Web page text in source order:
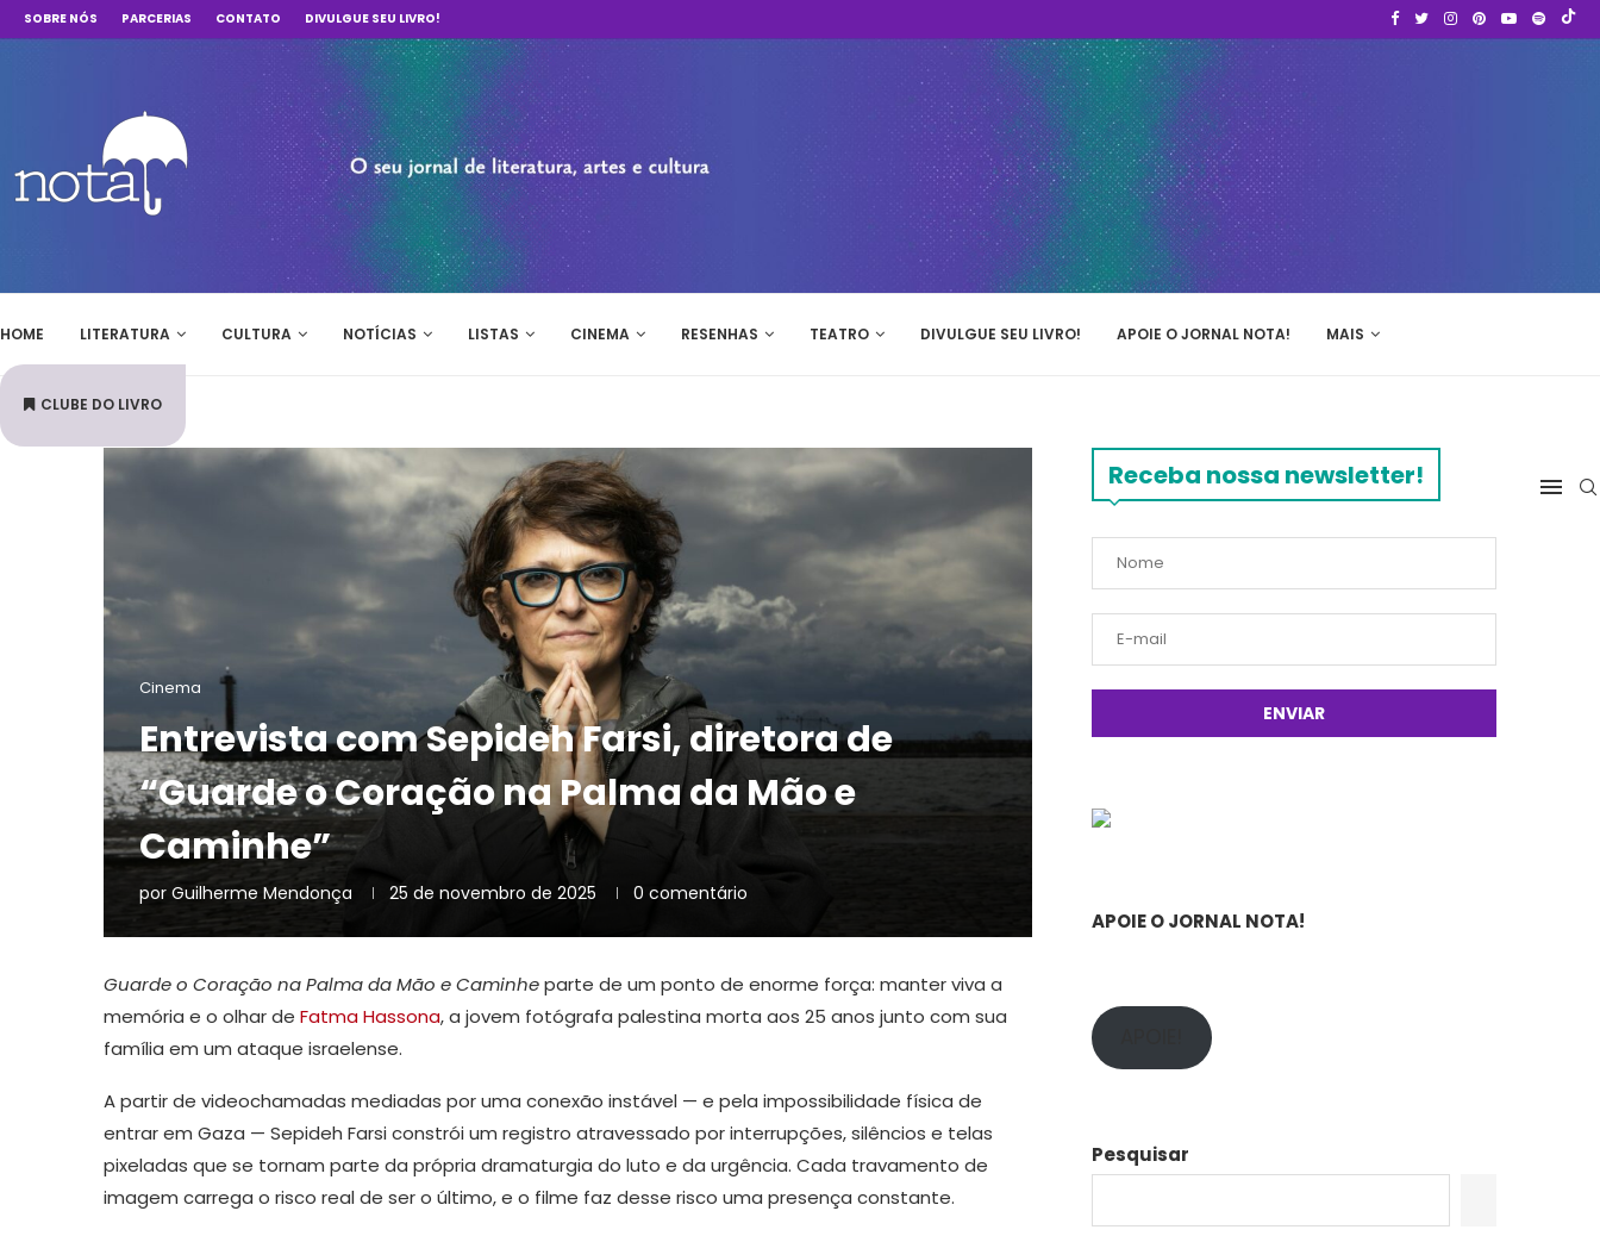
SOBRE NÓS PARCERIAS CONTATO DIVULGUE SEU LIVRO!
HOME LITERATURA CULTURA NOTÍCIAS LISTAS CINEMA RESENHAS TEATRO DIVULGUE SEU LIVRO! APOIE O JORNAL NOTA! MAIS
CLUBE DO LIVRO
Cinema
Entrevista com Sepideh Farsi, diretora de
“Guarde o Coração na Palma da Mão e
Caminhe”
por Guilherme Mendonça 25 de novembro de 2025 0 comentário
Guarde o Coração na Palma da Mão e Caminheparte de um ponto de enorme força: manter viva a
memória e o olhar de Fatma Hassona, a jovem fotógrafa palestina morta aos 25 anos junto com sua
família em um ataque israelense.
A partir de videochamadas mediadas por uma conexão instável — e pela impossibilidade física de
entrar em Gaza — Sepideh Farsi constrói um registro atravessado por interrupções, silêncios e telas
pixeladas que se tornam parte da própria dramaturgia do luto e da urgência. Cada travamento de
imagem carrega o risco real de ser o último, e o filme faz desse risco uma presença constante.
Receba nossa newsletter!
APOIE O JORNAL NOTA!
Pesquisar